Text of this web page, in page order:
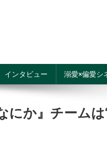
インタビュー 溺愛×偏愛シ
か』チームは